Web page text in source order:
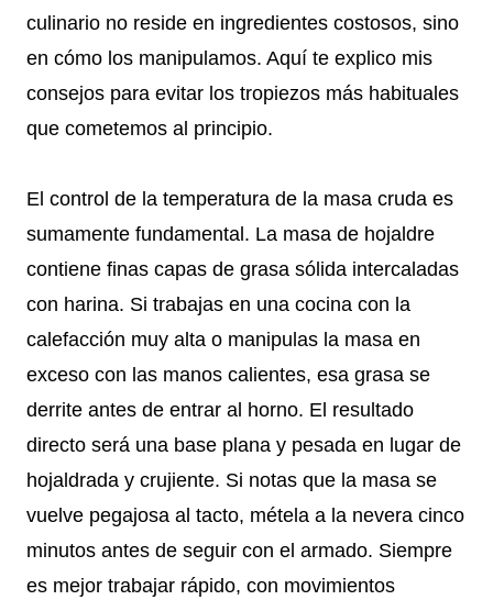
culinario no reside en ingredientes costosos, sino
en cómo los manipulamos. Aquí te explico mis
consejos para evitar los tropiezos más habituales
que cometemos al principio.
El control de la temperatura de la masa cruda es
sumamente fundamental. La masa de hojaldre
contiene finas capas de grasa sólida intercaladas
con harina. Si trabajas en una cocina con la
calefacción muy alta o manipulas la masa en
exceso con las manos calientes, esa grasa se
derrite antes de entrar al horno. El resultado
directo será una base plana y pesada en lugar de
hojaldrada y crujiente. Si notas que la masa se
vuelve pegajosa al tacto, métela a la nevera cinco
minutos antes de seguir con el armado. Siempre
es mejor trabajar rápido, con movimientos